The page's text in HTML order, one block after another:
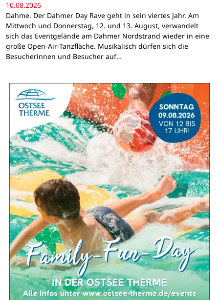
10.08.2026
Dahme. Der Dahmer Day Rave geht in sein viertes Jahr. Am
Mittwoch und Donnerstag, 12. und 13. August, verwandelt
sich das Eventgelände am Dahmer Nordstrand wieder in eine
große Open-Air-Tanzfläche. Musikalisch dürfen sich die
Besucherinnen und Besucher auf…